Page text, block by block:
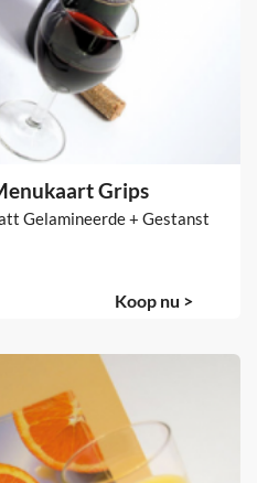
Grips
Gelamineerde + Gestanst
Koop nu >